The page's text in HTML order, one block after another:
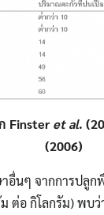
Finsteret al.
(2006)
าอื่นๆ จากการปลู
ต่อ กิโลกรัม) พบ